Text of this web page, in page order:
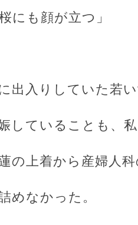
にも顔が立つ」
出入りしていた若
していることも、私
の上着から産婦人
めなかった。